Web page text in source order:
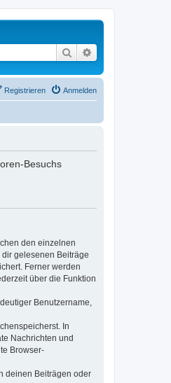
Suche
Anmelden
Registrieren
Besuchs
den einzelnen
gelesenen Beiträge
Ferner werden
über die Funktion
Benutzername,
In
Nachrichten und
Browser-
deinen Beiträgen oder